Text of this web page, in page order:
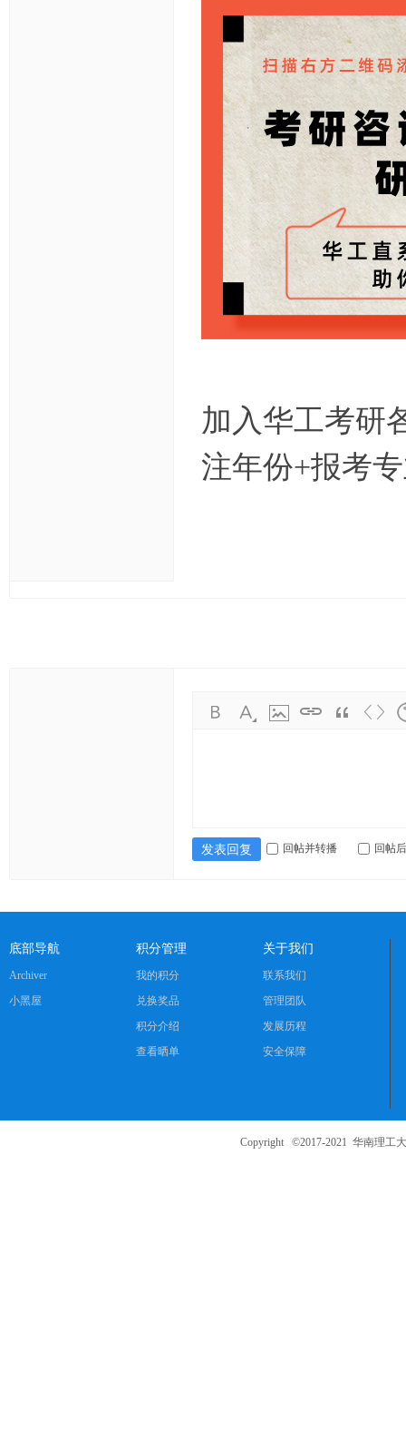
加入华工考研
注年份+报考
发表回复 回帖并转播 回帖
底部导航
Archiver
小黑屋
积分管理
我的积分
兑换奖品
积分介绍
查看晒单
关于我们
联系我们
管理团队
发展历程
安全保障
Copyright ©2017-2021 华南理工